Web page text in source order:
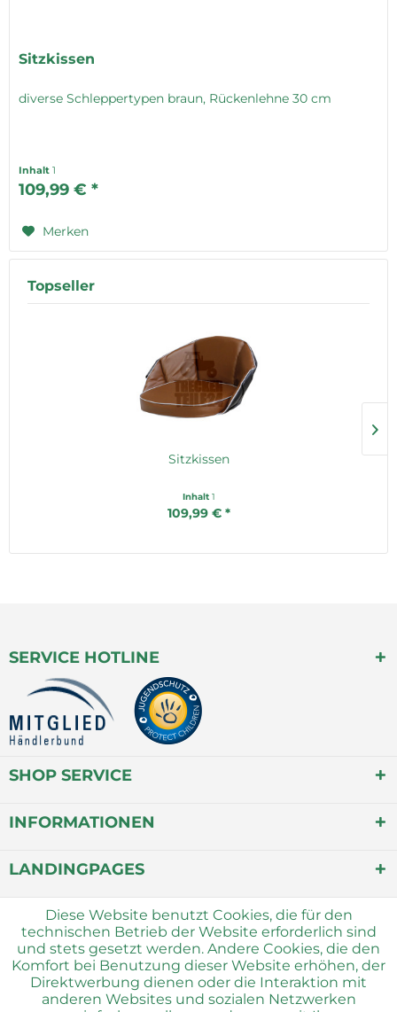
Sitzkissen
diverse Schleppertypen braun, Rückenlehne 30 cm
Inhalt1
109,99 € *
Merken
Topseller
Sitzkissen
Inhalt 1
109,99 € *
SERVICE HOTLINE
SHOP SERVICE
INFORMATIONEN
LANDINGPAGES
Diese Website benutzt Cookies, die für den
technischen Betrieb der Website erforderlich sind
und stets gesetzt werden. Andere Cookies, die den
Komfort bei Benutzung dieser Website erhöhen, der
Direktwerbung dienen oder die Interaktion mit
anderen Websites und sozialen Netzwerken